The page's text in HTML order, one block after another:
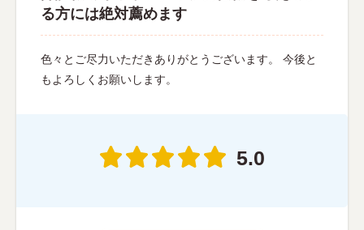
る方には絶対薦めます
色々とご尽力いただきありがとうございます。 今後と
もよろしくお願いします。
5.0